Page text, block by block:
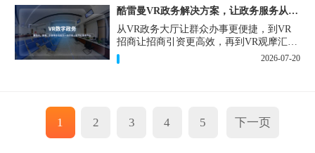
酷雷曼VR政务解决方案，让政务服务从“看得见”开始
从VR政务大厅让群众办事更便捷，到VR
招商让招商引资更高效，再到VR观摩汇报
让政务成果更直观，酷雷曼VR政务解决方
案，解锁政务服务新体验，让服务从“看得
2026-07-20
1 2 3 4 5 下一页